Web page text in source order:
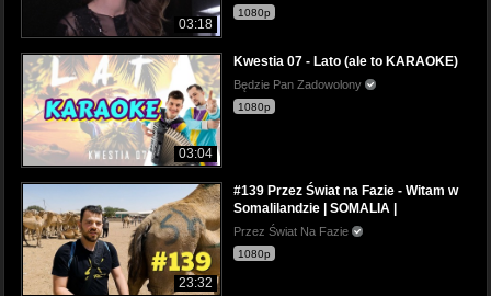
03:18
1080p
03:04
Kwestia 07 - Lato (ale to KARAOKE)
Będzie Pan Zadowolony
1080p
23:32
#139 Przez Świat na Fazie - Witam w
Somalilandzie | SOMALIA |
Przez Świat Na Fazie
1080p